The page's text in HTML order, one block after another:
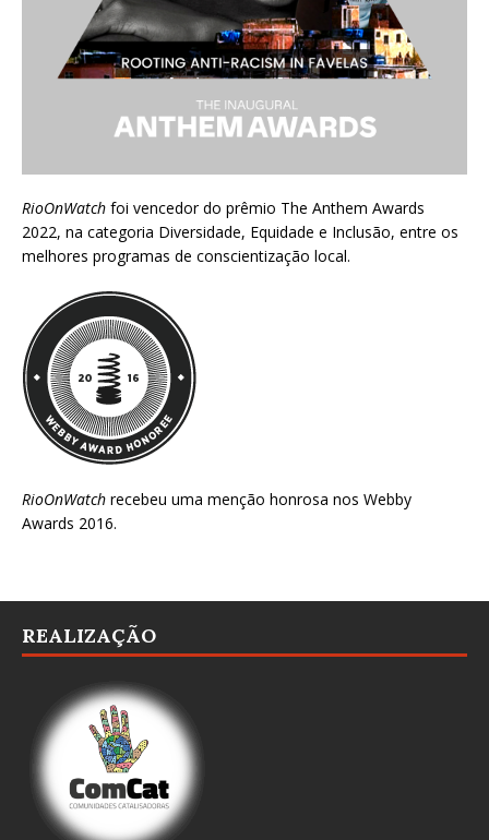
RioOnWatch foi vencedor do prêmio The Anthem Awards
2022, na categoria Diversidade, Equidade e Inclusão, entre os
melhores programas de conscientização local.
RioOnWatch recebeu uma menção honrosa nos Webby
Awards 2016.
REALIZAÇÃO